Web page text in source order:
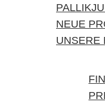
NEUE
UNSERE